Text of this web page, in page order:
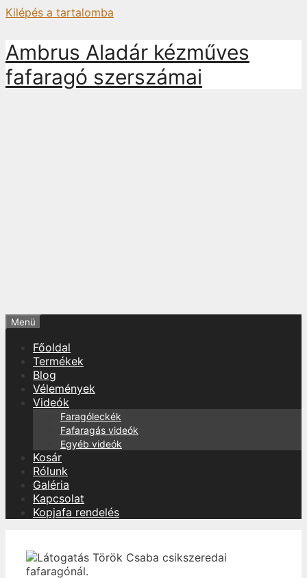
Kilépés a tartalomba
Ambrus Aladár kézműves
fafaragó szerszámai
Menü
Főoldal
Termékek
Blog
Vélemények
Videók
Faragóleckék
Fafaragás videók
Egyéb videók
Kosár
Rólunk
Galéria
Kapcsolat
Kopjafa rendelés